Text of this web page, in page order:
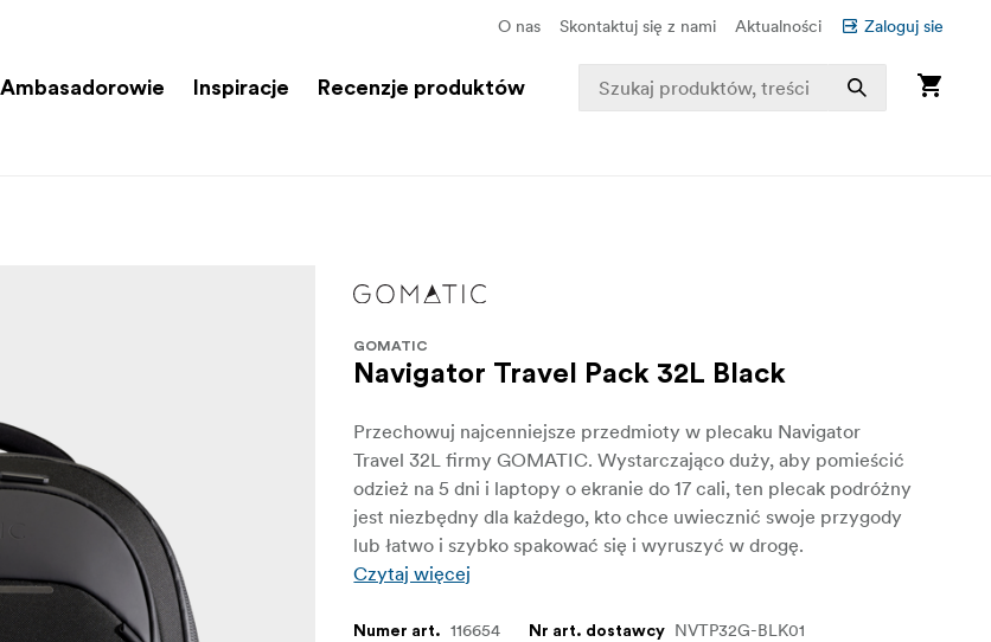
O nas Skontaktuj się z nami Aktualności Zaloguj sie
Ambasadorowie Inspiracje Recenzje produktów
GOMATIC
Navigator Travel Pack 32L Black
Przechowuj najcenniejsze przedmioty w plecaku Navigator
Travel 32L firmy GOMATIC. Wystarczająco duży, aby pomieścić
odzież na 5 dni i laptopy o ekranie do 17 cali, ten plecak podróżny
jest niezbędny dla każdego, kto chce uwiecznić swoje przygody
lub łatwo i szybko spakować się i wyruszyć w drogę.
Czytaj więcej
Numer art. 116654 Nr art. dostawcy NVTP32G-BLK01